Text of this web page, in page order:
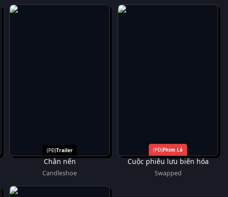
Trailer
Chân nến
Candleshoe
Phim Lẻ
Cuộc phiêu lưu biến hóa
Swapped